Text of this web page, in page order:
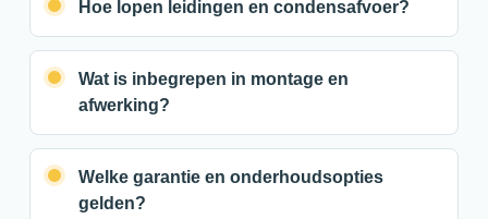
Hoe lopen leidingen en condensafvoer?
Wat is inbegrepen in montage en
afwerking?
Welke garantie en onderhoudsopties
gelden?